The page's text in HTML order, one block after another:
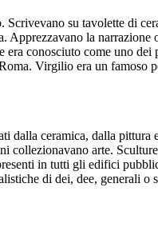
Scrivevano su tavolette di
Apprezzavano la narrazione
era conosciuto come uno dei
Virgilio era un famoso
dalla ceramica, dalla pittura
collezionavano arte.
in tutti gli edifici
di dei, dee, generali o